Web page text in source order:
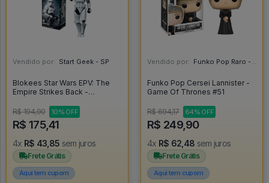
Vendido por: Start Geek - SP
Blokees Star Wars EPV: The
Empire Strikes Back -
R$ 194,90
10% OFF
R$ 175,41
4x R$ 43,85 sem juros
Frete Grátis
Aqui tem cupom
Vendido por: Funko Pop Raro - SP
Funko Pop Cersei Lannister -
Game Of Thrones #51
R$ 694,17 64% OFF
R$ 249,90
4x R$ 62,48 sem juros
Frete Grátis
Aqui tem cupom